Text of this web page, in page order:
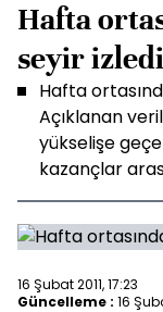
Hafta
seyir izledi
Hafta
Açıklanan
yükselişe
kazançlar
16 Şubat 2011, 17:23
Güncelleme : 16